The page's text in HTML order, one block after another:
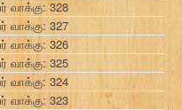
வாக்கு: 328
வாக்கு: 327
வாக்கு: 326
வாக்கு: 325
வாக்கு: 324
வாக்கு: 323